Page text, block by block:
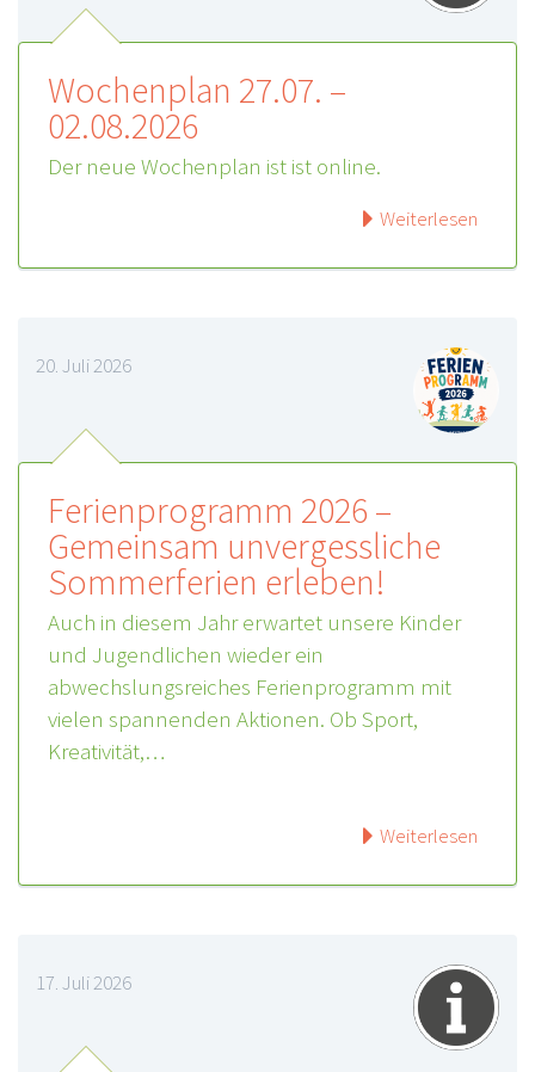
Wochenplan 27.07. –
02.08.2026
Der neue Wochenplan ist ist online.
Weiterlesen
20. Juli 2026
Ferienprogramm 2026 –
Gemeinsam unvergessliche
Sommerferien erleben!
Auch in diesem Jahr erwartet unsere Kinder
und Jugendlichen wieder ein
abwechslungsreiches Ferienprogramm mit
vielen spannenden Aktionen. Ob Sport,
Kreativität,…
Weiterlesen
17. Juli 2026